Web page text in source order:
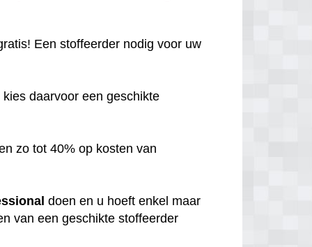
Een stoffeerder nodig voor uw
daarvoor een geschikte
zo tot 40% op kosten van
doen en u hoeft enkel maar
van een geschikte stoffeerder